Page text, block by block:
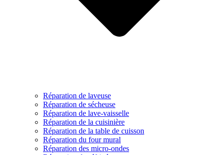
Réparation de laveuse
Réparation de sécheuse
Réparation de lave-vaisselle
Réparation de la cuisinière
Réparation de la table de cuisson
Réparation du four mural
Réparation des micro-ondes